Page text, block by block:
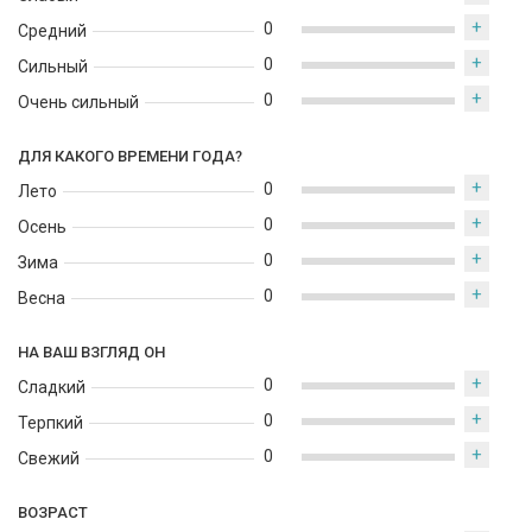
Средний
Сильный
Очень сильный
0 +
0 +
0 +
ДЛЯ КАКОГО ВРЕМЕНИ ГОДА?
Лето
Осень
Зима
Весна
0 +
0 +
0 +
0 +
НА ВАШ ВЗГЛЯД ОН
Сладкий
Терпкий
Свежий
0 +
0 +
0 +
ВОЗРАСТ